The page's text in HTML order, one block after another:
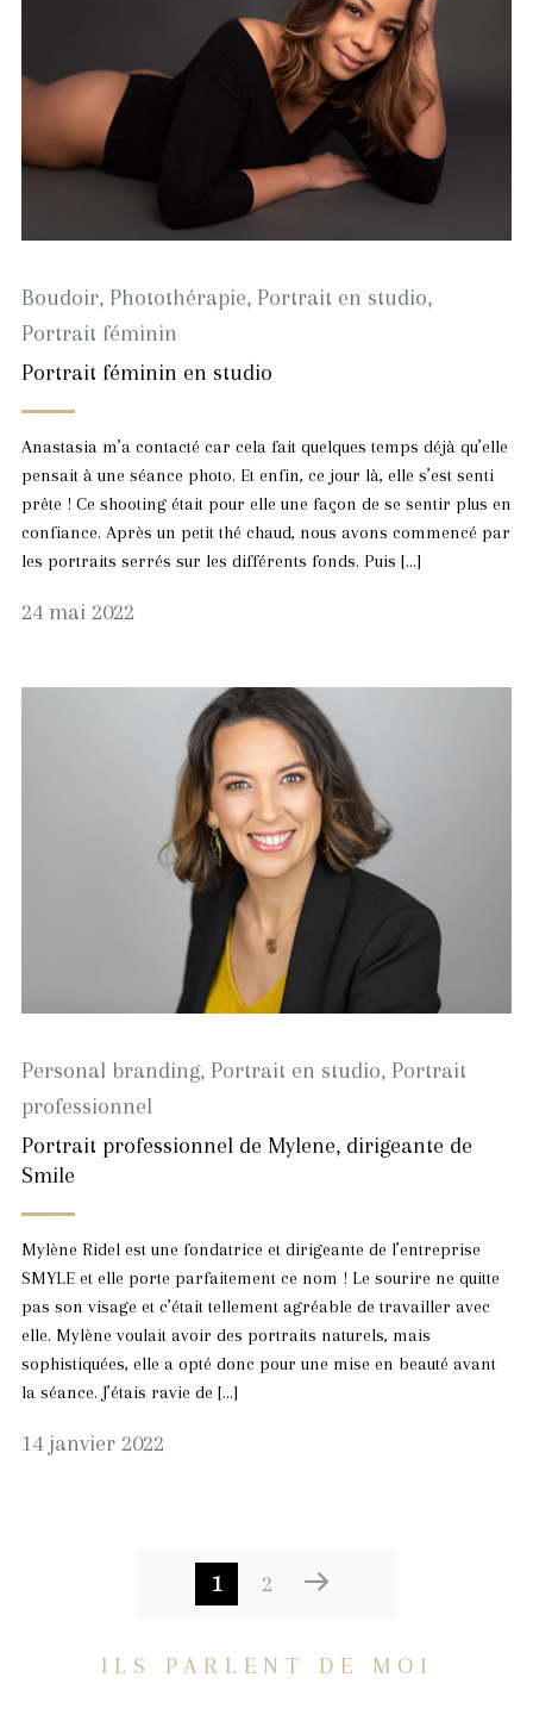
Boudoir, Photothérapie, Portrait en studio,
Portrait féminin
Portrait féminin en studio
Anastasia m’a contacté car cela fait quelques temps déjà qu’elle
pensait à une séance photo. Et enfin, ce jour là, elle s’est senti
prête ! Ce shooting était pour elle une façon de se sentir plus en
confiance. Après un petit thé chaud, nous avons commencé par
les portraits serrés sur les différents fonds. Puis […]
24 mai 2022
Personal branding, Portrait en studio, Portrait
professionnel
Portrait professionnel de Mylene, dirigeante de
Smile
Mylène Ridel est une fondatrice et dirigeante de l’entreprise
SMYLE et elle porte parfaitement ce nom ! Le sourire ne quitte
pas son visage et c’était tellement agréable de travailler avec
elle. Mylène voulait avoir des portraits naturels, mais
sophistiquées, elle a opté donc pour une mise en beauté avant
la séance. J’étais ravie de […]
14 janvier 2022
POSTS
1 2
ILS PARLENT DE MOI